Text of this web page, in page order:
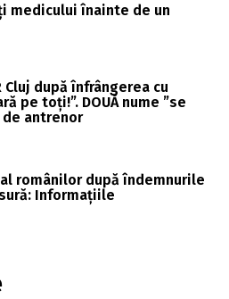
medicului înainte de un
Cluj după înfrângerea cu
pe toți!”. DOUĂ nume ”se
antrenor
românilor după îndemnurile
Informațiile